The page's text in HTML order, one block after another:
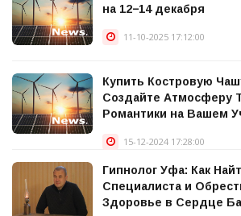
на 12−14 декабря
11-10-2025 17:12:00
Купить Костровую
Создайте Атмосферу
Романтики на Вашем
15-12-2024 17:28:00
Гипнолог Уфа: Как
Специалиста и
Здоровье в Сердце